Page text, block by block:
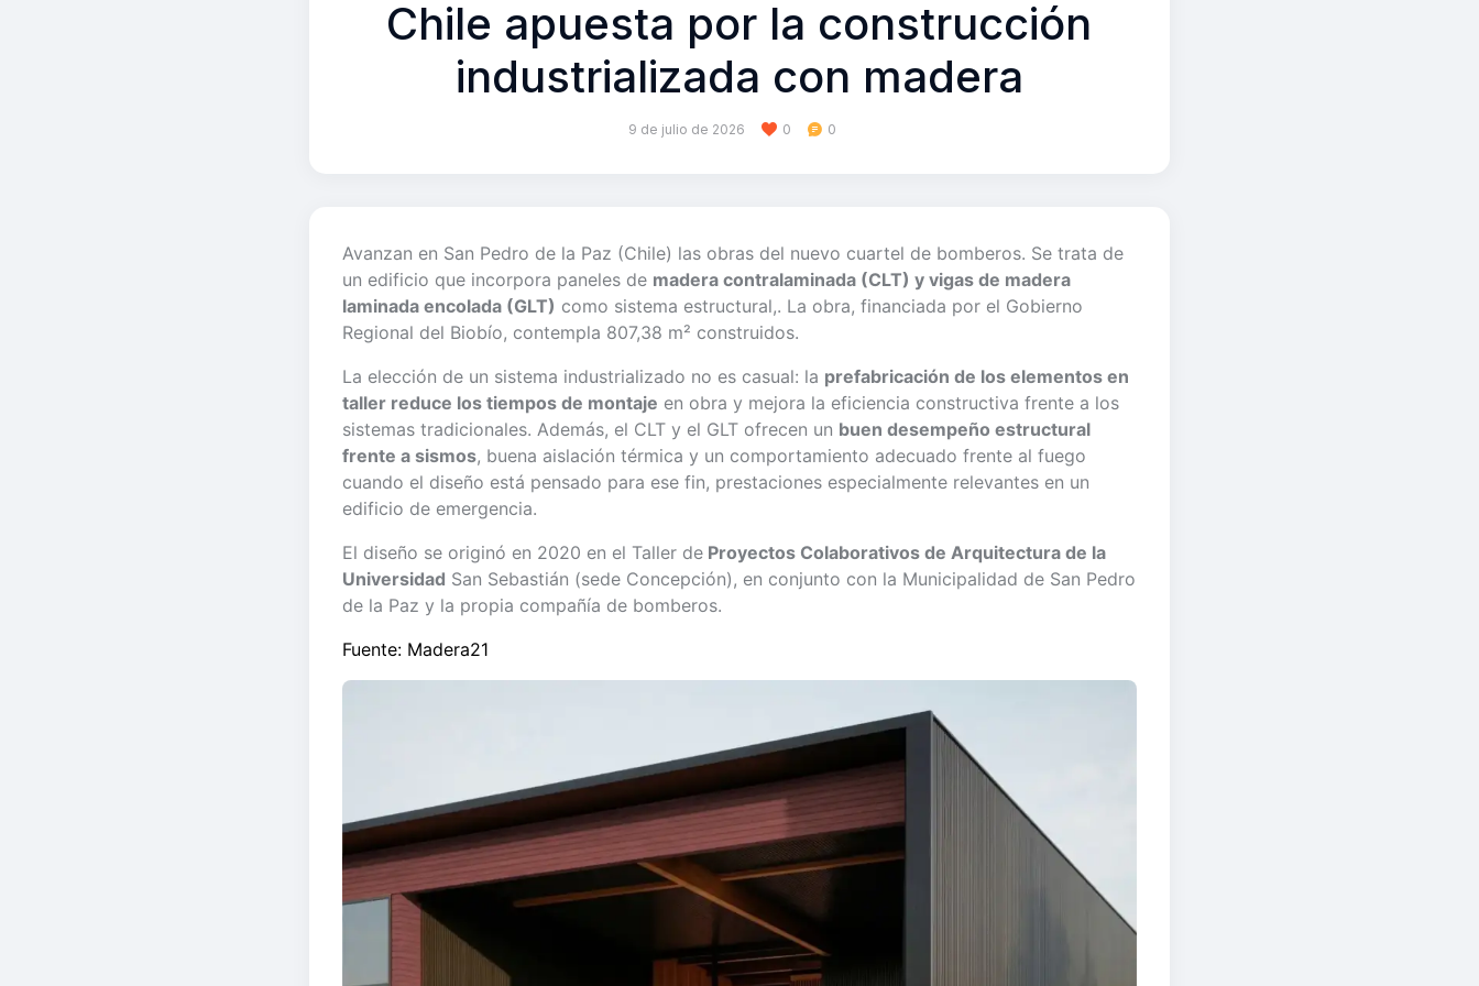
Chile apuesta por la construcción
industrializada con madera
9 de julio de 2026 0 0
Avanzan en San Pedro de la Paz (Chile) las obras del nuevo cuartel de bomberos. Se trata de
un edificio que incorpora paneles de madera contralaminada (CLT) y vigas de madera
laminada encolada (GLT) como sistema estructural,. La obra, financiada por el Gobierno
Regional del Biobío, contempla 807,38 m² construidos.
La elección de un sistema industrializado no es casual: la prefabricación de los elementos en
taller reduce los tiempos de montaje en obra y mejora la eficiencia constructiva frente a los
sistemas tradicionales. Además, el CLT y el GLT ofrecen un buen desempeño estructural
frente a sismos, buena aislación térmica y un comportamiento adecuado frente al fuego
cuando el diseño está pensado para ese fin, prestaciones especialmente relevantes en un
edificio de emergencia.
El diseño se originó en 2020 en el Taller de Proyectos Colaborativos de Arquitectura de la
Universidad San Sebastián (sede Concepción), en conjunto con la Municipalidad de San Pedro
de la Paz y la propia compañía de bomberos.
Fuente: Madera21